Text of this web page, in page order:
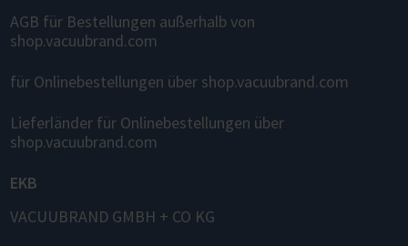
AGB für Bestellungen außerhalb von
shop.vacuubrand.com
für Onlinebestellungen über shop.vacuubrand.com
Lieferländer für Onlinebestellungen über
shop.vacuubrand.com
EKB
VACUUBRAND GMBH + CO KG